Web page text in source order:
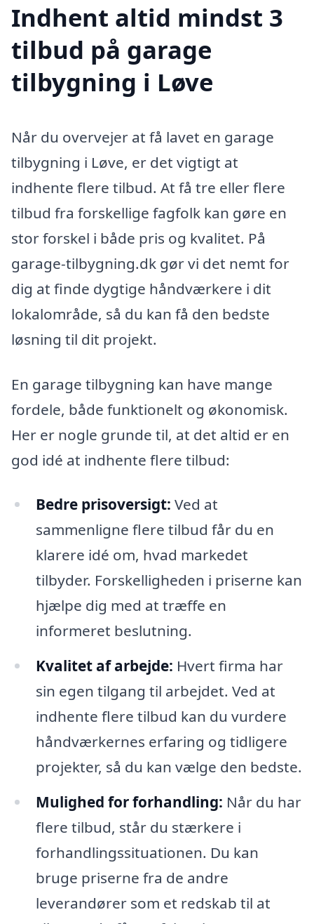
Indhent altid mindst 3
tilbud på garage
tilbygning i Løve
Når du overvejer at få lavet en garage
tilbygning i Løve, er det vigtigt at
indhente flere tilbud. At få tre eller flere
tilbud fra forskellige fagfolk kan gøre en
stor forskel i både pris og kvalitet. På
garage-tilbygning.dk gør vi det nemt for
dig at finde dygtige håndværkere i dit
lokalområde, så du kan få den bedste
løsning til dit projekt.
En garage tilbygning kan have mange
fordele, både funktionelt og økonomisk.
Her er nogle grunde til, at det altid er en
god idé at indhente flere tilbud:
Bedre prisoversigt: Ved at
sammenligne flere tilbud får du en
klarere idé om, hvad markedet
tilbyder. Forskelligheden i priserne kan
hjælpe dig med at træffe en
informeret beslutning.
Kvalitet af arbejde: Hvert firma har
sin egen tilgang til arbejdet. Ved at
indhente flere tilbud kan du vurdere
håndværkernes erfaring og tidligere
projekter, så du kan vælge den bedste.
Mulighed for forhandling: Når du har
flere tilbud, står du stærkere i
forhandlingssituationen. Du kan
bruge priserne fra de andre
leverandører som et redskab til at